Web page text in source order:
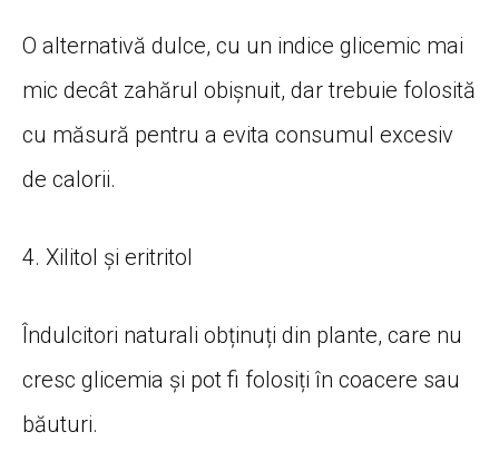
O alternativă dulce, cu un indice glicemic mai
mic decât zahărul obișnuit, dar trebuie folosită
cu măsură pentru a evita consumul excesiv
de calorii.
4. Xilitol și eritritol
Îndulcitori naturali obținuți din plante, care nu
cresc glicemia și pot fi folosiți în coacere sau
băuturi.